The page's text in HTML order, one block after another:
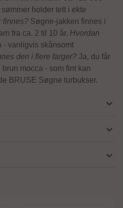
holder tett i ekte
finnes? Søgne-jakken finnes i
fra ca. 2 til 10 år. Hvordan
- vanligvis skånsomt
den i flere farger? Ja, du får
mocca - som fint kan
BRUSE Søgne turbukser.